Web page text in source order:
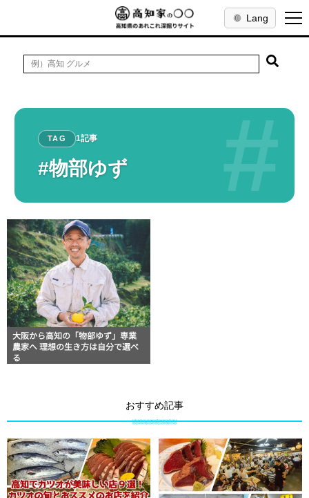
Lang
#
TAG 1記事
#物部ゆず
大阪から高知の「物部ゆず」専業
農家へ 理想の生き方は自分で選べ
る
おすすめ記事